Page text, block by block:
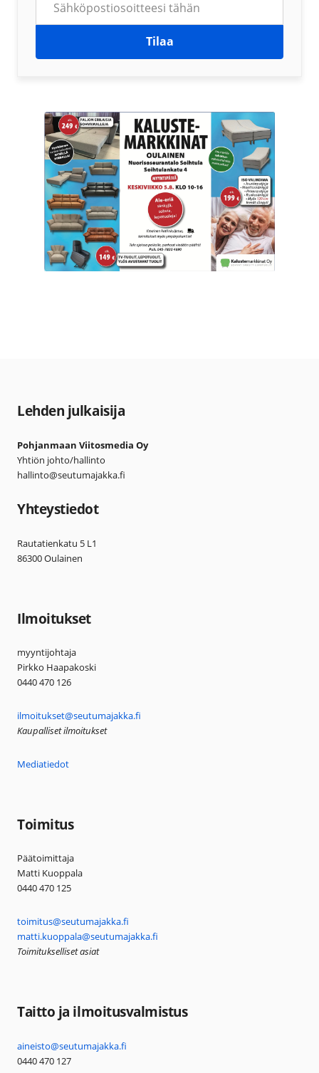
Tilaa
Lehden julkaisija
Pohjanmaan Viitosmedia Oy
Yhtiön johto/hallinto
hallinto@seutumajakka.fi
Yhteystiedot
Rautatienkatu 5 L1
86300 Oulainen
Ilmoitukset
myyntijohtaja
Pirkko Haapakoski
0440 470 126
ilmoitukset@seutumajakka.fi
Kaupalliset ilmoitukset
Mediatiedot
Toimitus
Päätoimittaja
Matti Kuoppala
0440 470 125
toimitus@seutumajakka.fi
matti.kuoppala@seutumajakka.fi
Toimitukselliset asiat
Taitto ja ilmoitusvalmistus
aineisto@seutumajakka.fi
0440 470 127